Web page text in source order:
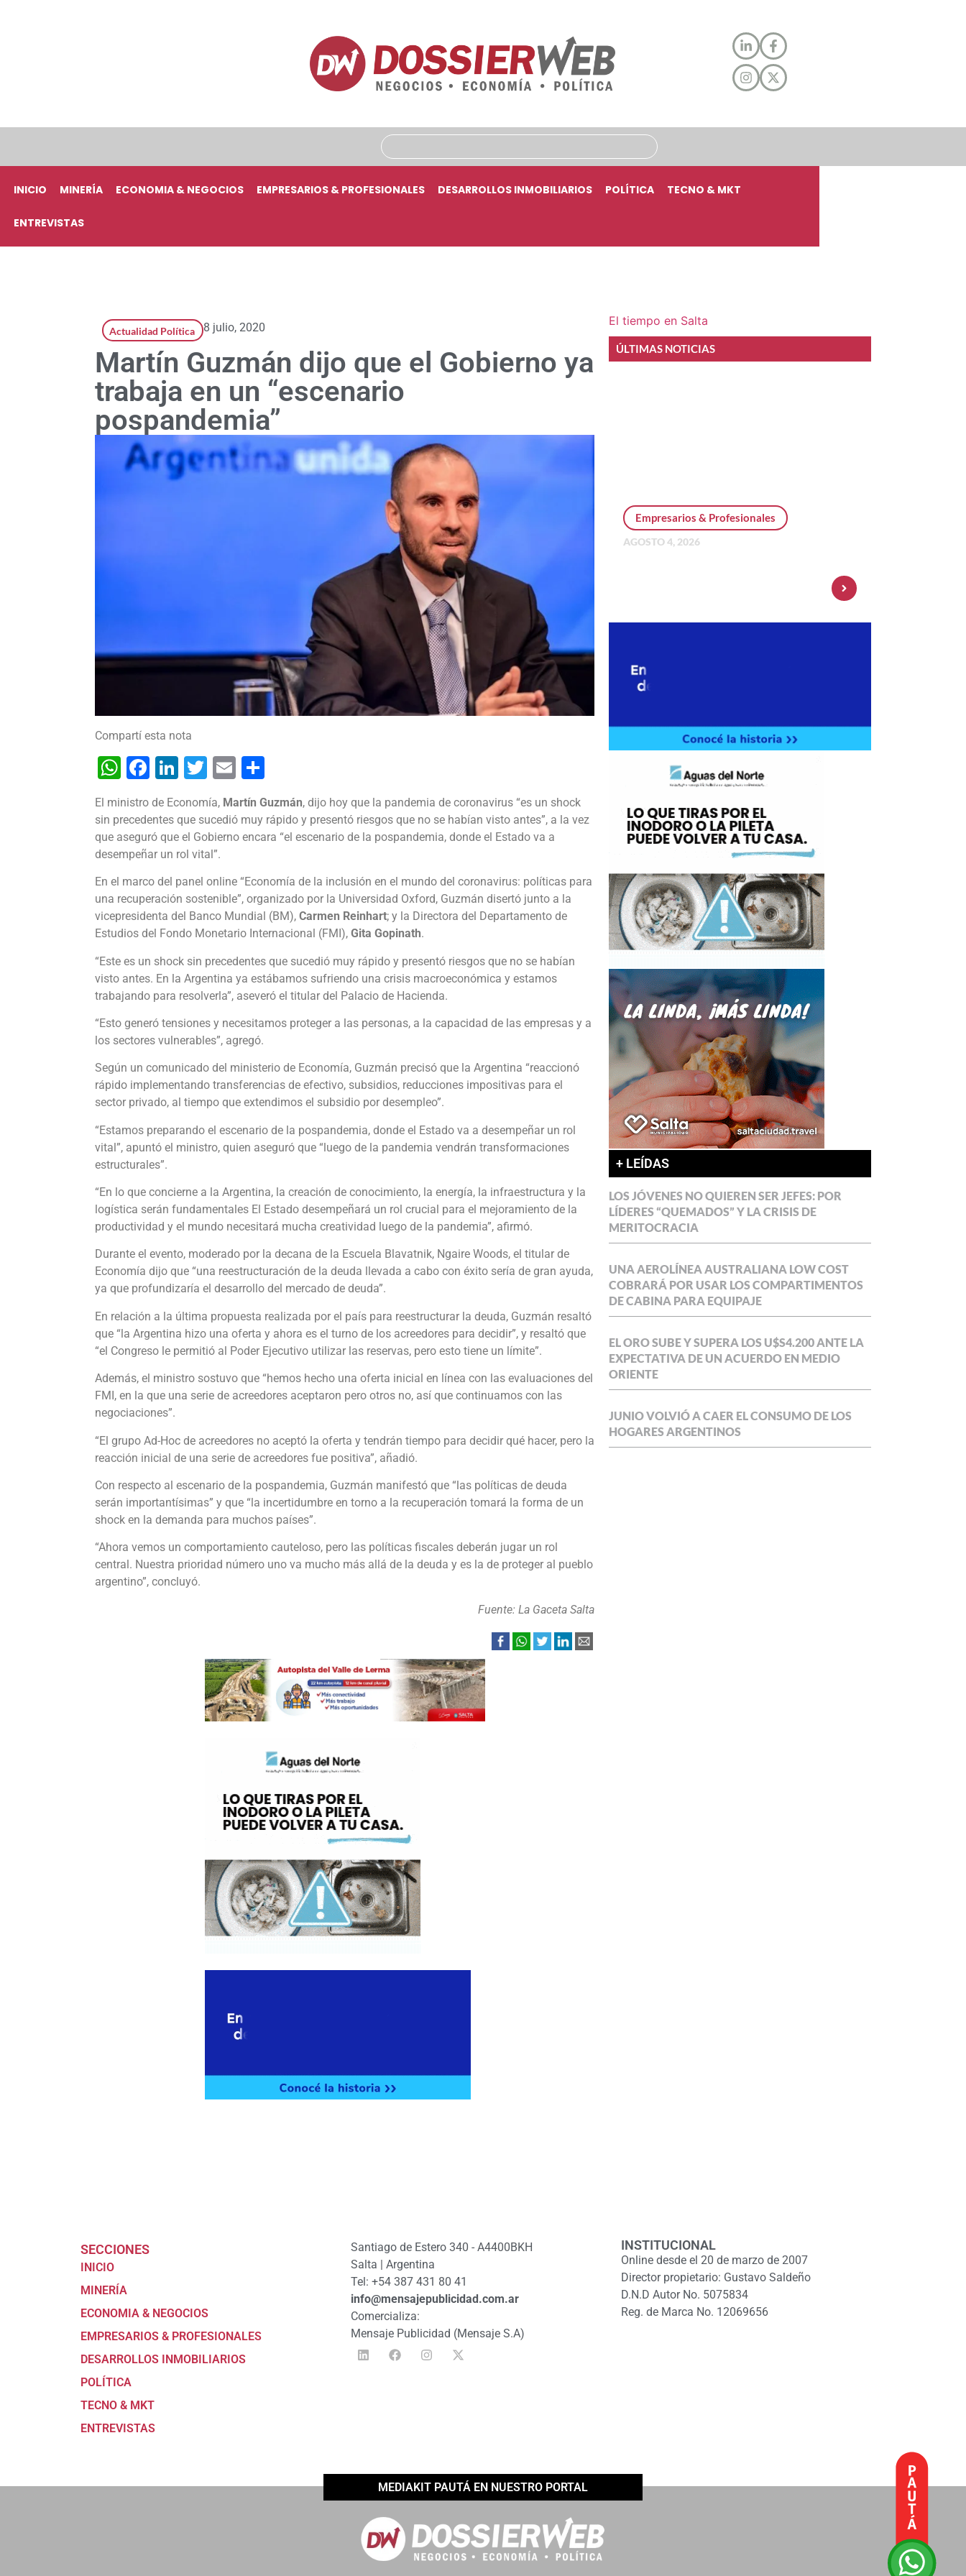
INICIO MINERÍA ECONOMIA & NEGOCIOS EMPRESARIOS & PROFESIONALES DESARROLLOS INMOBILIARIOS POLÍTICA TECNO & MKT
ENTREVISTAS
Actualidad Política 8 julio, 2020
Martín Guzmán dijo que el Gobierno ya
trabaja en un “escenario
pospandemia”
Compartí esta nota
WhatsApp
Facebook
LinkedIn
Twitter
Email
El ministro de Economía, Martín Guzmán, dijo hoy que la pandemia de coronavirus “es un shock
sin precedentes que sucedió muy rápido y presentó riesgos que no se habían visto antes”, a la vez
que aseguró que el Gobierno encara “el escenario de la pospandemia, donde el Estado va a
desempeñar un rol vital”.
En el marco del panel online “Economía de la inclusión en el mundo del coronavirus: políticas para
una recuperación sostenible”, organizado por la Universidad Oxford, Guzmán disertó junto a la
vicepresidenta del Banco Mundial (BM), Carmen Reinhart; y la Directora del Departamento de
Estudios del Fondo Monetario Internacional (FMI), Gita Gopinath.
“Este es un shock sin precedentes que sucedió muy rápido y presentó riesgos que no se habían
visto antes. En la Argentina ya estábamos sufriendo una crisis macroeconómica y estamos
trabajando para resolverla”, aseveró el titular del Palacio de Hacienda.
“Esto generó tensiones y necesitamos proteger a las personas, a la capacidad de las empresas y a
los sectores vulnerables”, agregó.
Según un comunicado del ministerio de Economía, Guzmán precisó que la Argentina “reaccionó
rápido implementando transferencias de efectivo, subsidios, reducciones impositivas para el
sector privado, al tiempo que extendimos el subsidio por desempleo”.
“Estamos preparando el escenario de la pospandemia, donde el Estado va a desempeñar un rol
vital”, apuntó el ministro, quien aseguró que “luego de la pandemia vendrán transformaciones
estructurales”.
“En lo que concierne a la Argentina, la creación de conocimiento, la energía, la infraestructura y la
logística serán fundamentales El Estado desempeñará un rol crucial para el mejoramiento de la
productividad y el mundo necesitará mucha creatividad luego de la pandemia”, afirmó.
Durante el evento, moderado por la decana de la Escuela Blavatnik, Ngaire Woods, el titular de
Economía dijo que “una reestructuración de la deuda llevada a cabo con éxito sería de gran ayuda,
ya que profundizaría el desarrollo del mercado de deuda”.
En relación a la última propuesta realizada por el país para reestructurar la deuda, Guzmán resaltó
que “la Argentina hizo una oferta y ahora es el turno de los acreedores para decidir”, y resaltó que
“el Congreso le permitió al Poder Ejecutivo utilizar las reservas, pero esto tiene un límite”.
Además, el ministro sostuvo que “hemos hecho una oferta inicial en línea con las evaluaciones del
FMI, en la que una serie de acreedores aceptaron pero otros no, así que continuamos con las
negociaciones”.
“El grupo Ad-Hoc de acreedores no aceptó la oferta y tendrán tiempo para decidir qué hacer, pero la
reacción inicial de una serie de acreedores fue positiva”, añadió.
Con respecto al escenario de la pospandemia, Guzmán manifestó que “las políticas de deuda
serán importantísimas” y que “la incertidumbre en torno a la recuperación tomará la forma de un
shock en la demanda para muchos países”.
“Ahora vemos un comportamiento cauteloso, pero las políticas fiscales deberán jugar un rol
central. Nuestra prioridad número uno va mucho más allá de la deuda y es la de proteger al pueblo
argentino”, concluyó.
Fuente: La Gaceta Salta
El tiempo en Salta
ÚLTIMAS NOTICIAS
Empresarios & Profesionales
AGOSTO 4, 2026
+ LEÍDAS
LOS JÓVENES NO QUIEREN SER JEFES: POR
LÍDERES “QUEMADOS” Y LA CRISIS DE
MERITOCRACIA
UNA AEROLÍNEA AUSTRALIANA LOW COST
COBRARÁ POR USAR LOS COMPARTIMENTOS
DE CABINA PARA EQUIPAJE
EL ORO SUBE Y SUPERA LOS U$S4.200 ANTE LA
EXPECTATIVA DE UN ACUERDO EN MEDIO
ORIENTE
JUNIO VOLVIÓ A CAER EL CONSUMO DE LOS
HOGARES ARGENTINOS
SECCIONES
INICIO
MINERÍA
ECONOMIA & NEGOCIOS
EMPRESARIOS & PROFESIONALES
DESARROLLOS INMOBILIARIOS
POLÍTICA
TECNO & MKT
ENTREVISTAS
Santiago de Estero 340 - A4400BKH
Salta | Argentina
Tel: +54 387 431 80 41
info@mensajepublicidad.com.ar
Comercializa:
Mensaje Publicidad (Mensaje S.A)
INSTITUCIONAL
Online desde el 20 de marzo de 2007
Director propietario: Gustavo Saldeño
D.N.D Autor No. 5075834
Reg. de Marca No. 12069656
MEDIAKIT PAUTÁ EN NUESTRO PORTAL